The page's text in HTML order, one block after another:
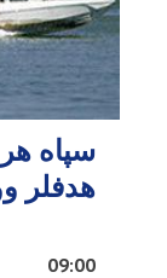
سپاه
هدفلر
09:00